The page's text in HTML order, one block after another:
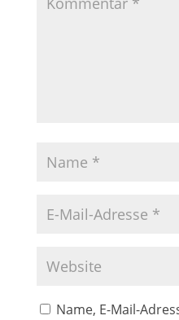
Name, E-Mail-